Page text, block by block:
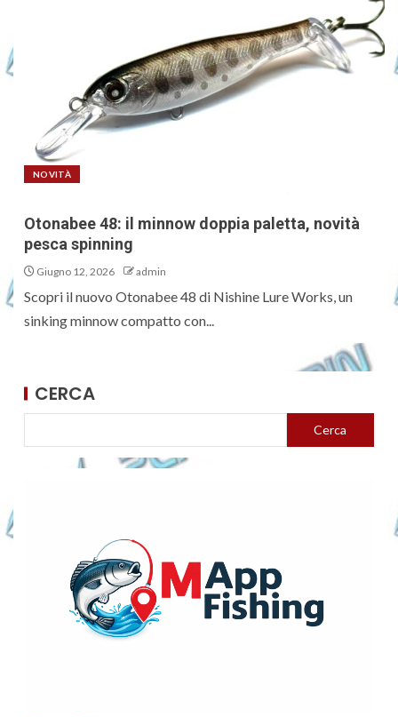
NOVITÀ
Otonabee 48: il minnow doppia paletta, novità
pesca spinning
Giugno 12, 2026 admin
Scopri il nuovo Otonabee 48 di Nishine Lure Works, un
sinking minnow compatto con...
CERCA
Cerca